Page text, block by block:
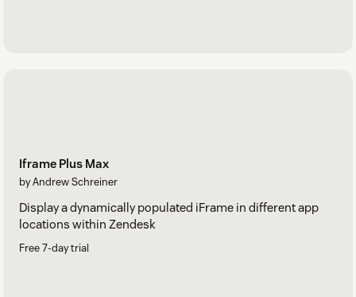
Iframe Plus Max
by Andrew Schreiner
Display a dynamically populated iFrame in different app
locations within Zendesk
Free 7-day trial